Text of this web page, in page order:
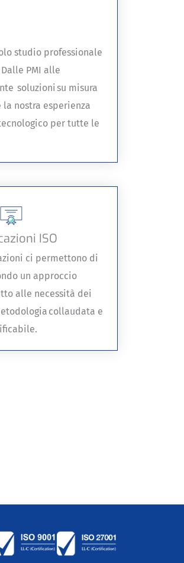
studio professionale
PMI alle
soluzioni su misura
nostra esperienza
per tutte le
ISO
ci permettono di
un approccio
alle necessità dei
collaudata e